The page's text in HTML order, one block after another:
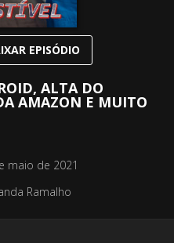
ALTA DO
AMAZON E MUITO
maio de 2021
Ramalho
EPISÓDIO